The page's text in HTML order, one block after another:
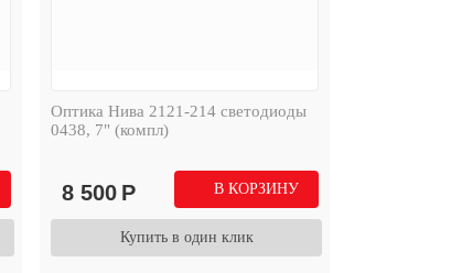
Оптика Нива 2121-214 светодиоды
0438, 7" (компл)
8 500 Р В КОРЗИНУ
Купить в один клик